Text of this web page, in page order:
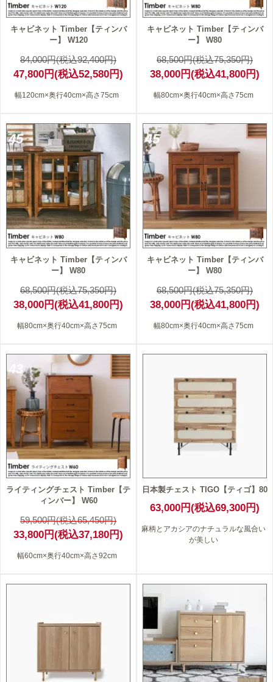
キャビネット Timber【ティンバ
ー】 W120
84,000円(税込92,400円)
47,800円(税込52,580円)
幅120cm×奥行40cm×高さ75cm
キャビネット Timber【ティンバ
ー】 W80
68,500円(税込75,350円)
38,000円(税込41,800円)
幅80cm×奥行40cm×高さ75cm
45
キャビネット Timber【ティンバ
ー】 W80
68,500円(税込75,350円)
38,000円(税込41,800円)
幅80cm×奥行40cm×高さ75cm
45
キャビネット Timber【ティンバ
ー】 W80
68,500円(税込75,350円)
38,000円(税込41,800円)
幅80cm×奥行40cm×高さ75cm
43
ライティングチェスト Timber【テ
ィンバー】 W60
59,500円(税込65,450円)
33,800円(税込37,180円)
幅60cm×奥行40cm×高さ92cm
日本製チェスト TIGO【ティゴ】80
63,000円(税込69,300円)
麻柄とアカシアのナチュラルな風合い
が美しい